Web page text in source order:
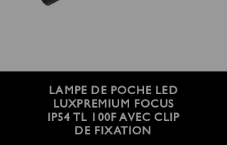
LAMPE DE POCHE LED
LUXPREMIUM FOCUS
IP54 TL 100F AVEC CLIP
DE FIXATION